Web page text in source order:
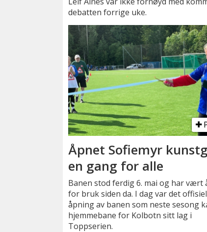
debatten forrige uke.
Åpnet Sofiemyr
en gang for alle
Banen stod ferdig 6. mai og har vært
for bruk siden da. I dag var det
åpning av banen som neste sesong
hjemmebane for Kolbotn sitt lag i
Toppserien.